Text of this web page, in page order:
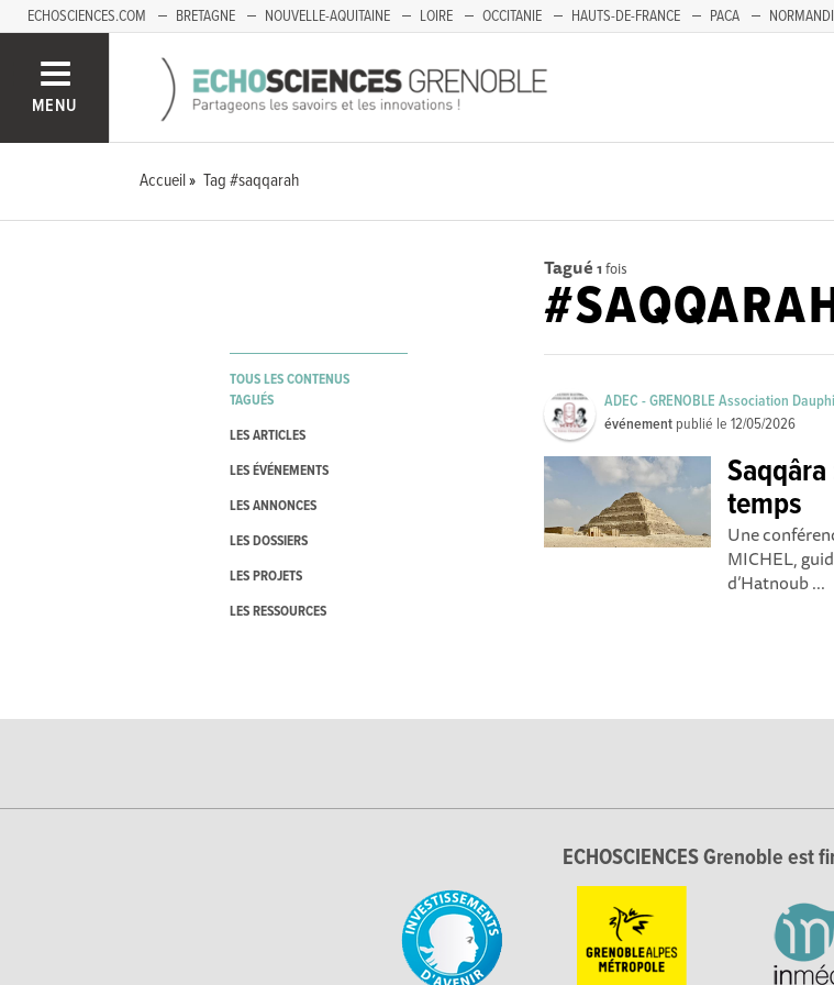
ECHOSCIENCES.COM BRETAGNE NOUVELLE-AQUITAINE LOIRE OCCITANIE HAUTS-DE-FRANCE PACA
MENU
Accueil Tag #saqqarah
TOUS LES CONTENUS
TAGUÉS
LES ARTICLES
LES ÉVÉNEMENTS
LES ANNONCES
LES DOSSIERS
LES PROJETS
LES RESSOURCES
Tagué 1 fois
ADEC - GRENOBLE Association
événement publié le12/05/2026
temps
Une
MICHEL,
d’Hatnoub ...
ECHOSCIENCES Grenoble est